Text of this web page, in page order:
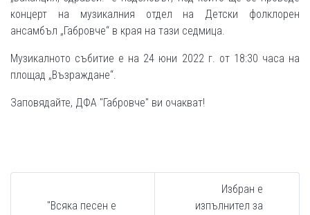
концерт на музикалния отдел на Детски фолклорен
ансамбъл „Габровче“ в края на тази седмица.
Музикалното събитие е на 24 юни 2022 г. от 18:30 часа на
площад „Възраждане“.
Заповядайте, ДФА "Габровче" ви очакват!
"Всяка песен е
Избран е
изпълнител за